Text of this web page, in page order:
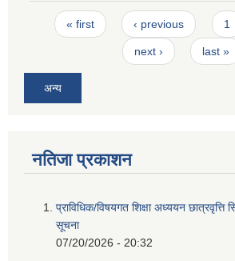
Pages
« first ‹ previous 1
next › last »
अन्य
नतिजा प्रकाशन
प्राविधिक/विषयगत शिक्षा अध्ययन छात्रवृत्ति
सूचना
07/20/2026 - 20:32